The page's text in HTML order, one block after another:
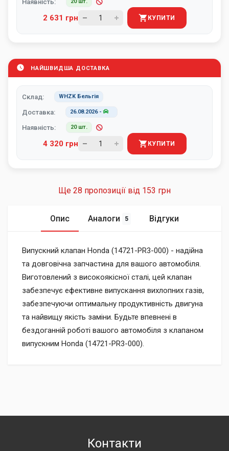
Наявність:
2 631 грн КУПИТИ
НАЙШВИДША ДОСТАВКА
Склад: WHZK Бельгія
Доставка: 26.08.2026-
Наявність: 20 шт.
4 320 грн КУПИТИ
Ще 28 пропозиції від 153 грн
Опис Аналоги 5 Відгуки
Випускний клапан Honda (14721-PR3-000) - надійна
та довговічна запчастина для вашого автомобіля.
Виготовлений з високоякісної сталі, цей клапан
забезпечує ефективне випускання вихлопних газів,
забезпечуючи оптимальну продуктивність двигуна
та найвищу якість заміни. Будьте впевнені в
бездоганній роботі вашого автомобіля з клапаном
випускним Honda (14721-PR3-000).
Контакти